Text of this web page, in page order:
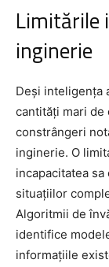
Limitările
inginerie
Deși inteligența
cantități mari de
constrângeri
inginerie. O
incapacitatea
situațiilor
Algoritmii de
identifice
informațiile